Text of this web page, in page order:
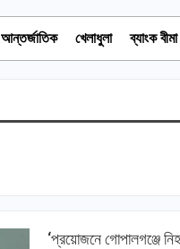
আন্তর্জাতিক খেলাধুলা ব্যাংক বীমা
‘প্রয়োজনে গোপালগঞ্জে